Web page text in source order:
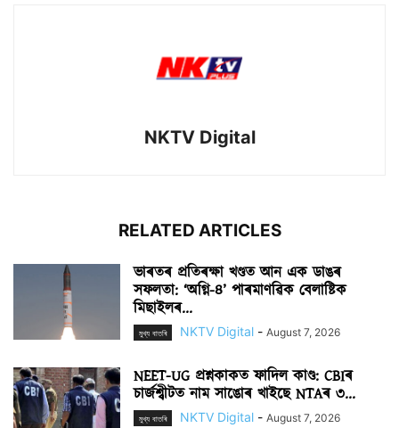
NKTV Digital
RELATED ARTICLES
ভাৰতৰ প্ৰতিৰক্ষা খণ্ডত আন এক ডাঙৰ
সফলতা: ‘অগ্নি-৪’ পাৰমাণৱিক বেলাষ্টিক
মিছাইলৰ...
মুখ্য বাতৰি NKTV Digital - August 7, 2026
NEET-UG প্ৰশ্নকাকত ফাদিল কাণ্ড: CBIৰ
চাৰ্জশ্বীটত নাম সাঙোৰ খাইছে NTAৰ ৩...
মুখ্য বাতৰি NKTV Digital - August 7, 2026